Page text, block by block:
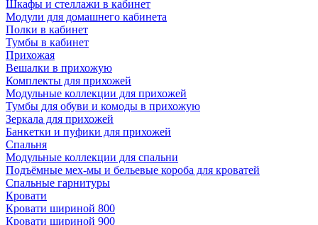
Шкафы и стеллажи в кабинет
Модули для домашнего кабинета
Полки в кабинет
Тумбы в кабинет
Прихожая
Вешалки в прихожую
Комплекты для прихожей
Модульные коллекции для прихожей
Тумбы для обуви и комоды в прихожую
Зеркала для прихожей
Банкетки и пуфики для прихожей
Спальня
Модульные коллекции для спальни
Подъёмные мех-мы и бельевые короба для кроватей
Спальные гарнитуры
Кровати
Кровати шириной 800
Кровати шириной 900